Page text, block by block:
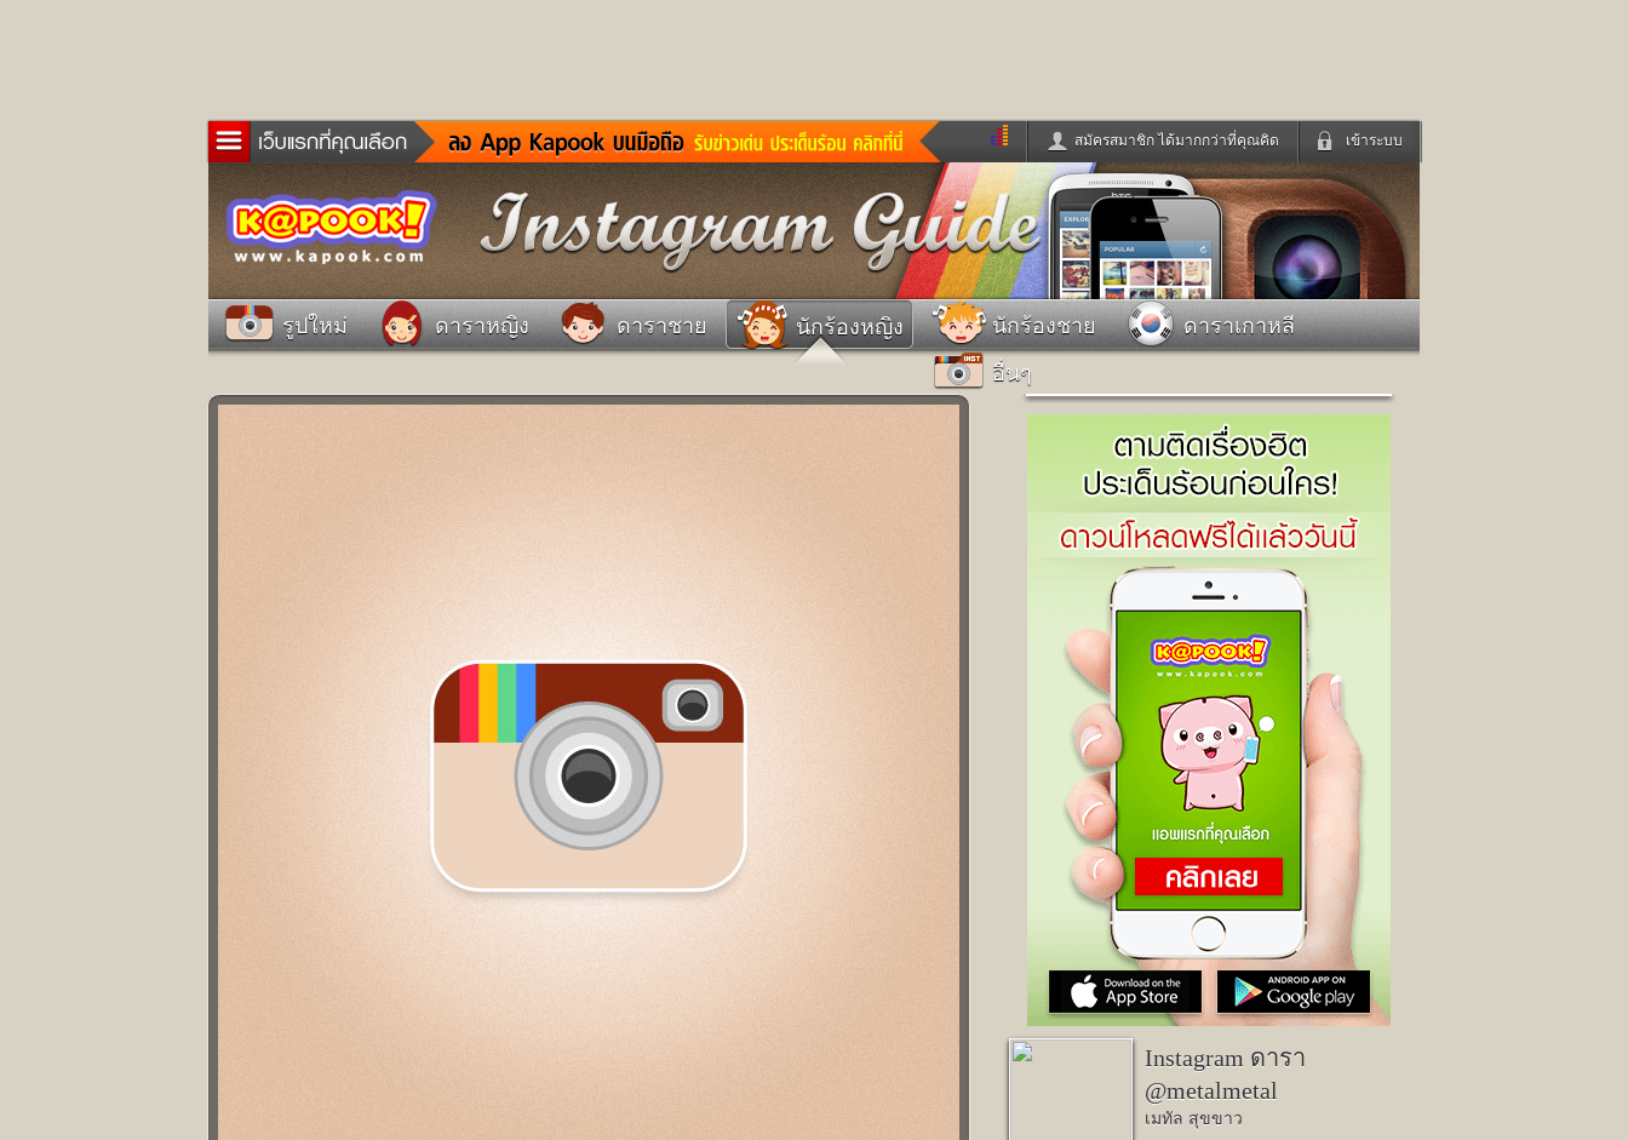
เข้าระบบ
สมัครสมาชิก ได้มากกว่าที่คุณคิด
ข่าวด่วน ข่าวสั้น ข่าวดารา
ดูทีวี
ละคร
หนังใหม่ ฟังเพลง
ฟังวิทยุออนไลน์
เกม
หมากรุกไทย แชทหมากฮอส
Glitter
แต่งงาน
แม่และเด็ก
ดูดวง
ทำนายฝัน สุขภาพ
สัตว์เลี้ยง
ผู้ชาย
ผลบอล บ้านและการตกแต่ง
ท่องเที่ยว
iCare
dictionary
เช็คความเร็วเน็ต
Facebook
เข้าระบบด้วย User Kapook
Email
Password
เข้าระบบด้วย Facebook
รูปใหม่ ดาราหญิง ดาราชาย นักร้องหญิง นักร้องชาย
ดาราเกาหลี
อื่นๆ
Instagram ดารา
@metalmetal
เมทัล สุขขาว